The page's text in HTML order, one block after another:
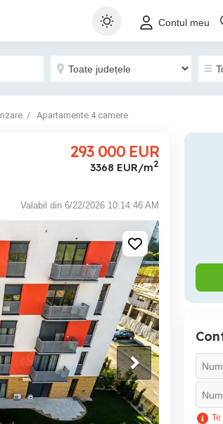
Contul meu
Apartamente 4 camere
293 000 EUR
3368 EUR/m2
Valabil din 6/22/2026 10:14:46 AM